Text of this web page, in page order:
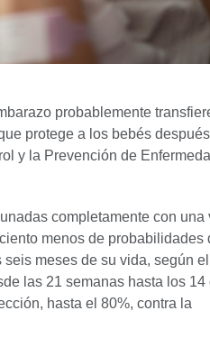
probablemente
protege a los bebés
y la Prevención de
completamente con una
menos de probabilidades
meses de su vida, según
las 21 semanas hasta los 14
hasta el 80%, contra la